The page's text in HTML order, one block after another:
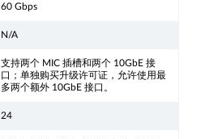
60 Gbps
N/A
支持两个 MIC 插槽和两个 10GbE 接
口；单独购买升级许可证，允许使用最
多两个额外 10GbE 接口。
24